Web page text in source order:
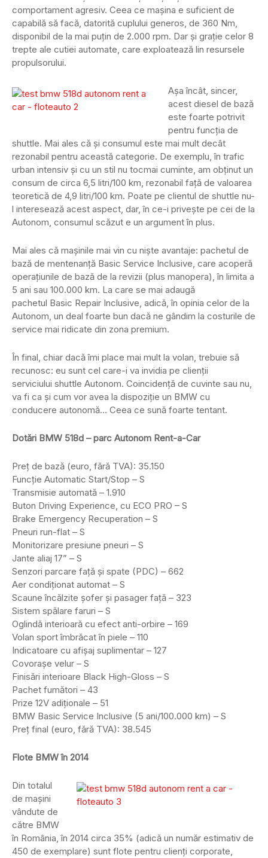
comportament agresiv. Ceea ce mașina e suficient de
capabilă să facă, datorită cuplului generos, de 360 Nm,
disponibil de la mai puțin de 2.000 rpm. Dar și grație celor 8
trepte ale cutiei automate, care exploatează lin resursele
propulsorului.
Așa încât, sincer,
acest diesel de bază
este foarte potrivit
pentru funcția de
shuttle. Mai ales că și consumul este mai mult decât
rezonabil pentru această categorie. De exemplu, în trafic
urban intensiv și cu un stil nu tocmai cuminte, am obținut un
consum de circa 6,5 litri/100 km, rezonabil față de valoarea
teoretică de 4,9 litri/100 km. Poate pe clientul de shuttle nu-
l interesează acest aspect, dar, în ce-i privește pe cei de la
Autonom, consumul scăzut e un argument în plus.
Mai ales că mașinile mai vin cu niște avantaje: pachetul de
bază de mentenanță Basic Service Inclusive, care acoperă
operațiunile de bază de la revizii (plus manopera), în limita a
5 ani sau 100.000 km. La care se mai adaugă
pachetul Basic Repair Inclusive, adică, în opinia celor de la
Autonom, un deal foarte bun dacă ne gândim la costurile de
service mai ridicate din zona premium.
În final, chiar dacă îmi place mai mult la volan, trebuie să
recunosc: eu sunt cel care-i va invidia pe clienții
serviciului shuttle Autonom. Coincidență de cuvinte sau nu,
va fi ca și cum vor avea la dispoziție un BMW cu
conducere autonomă… Ceea ce sună foarte tentant.
Dotări BMW 518d – parc Autonom Rent-a-Car
Preț de bază (euro, fără TVA): 35.150
Funcție Automatic Start/Stop – S
Transmisie automată – 1.910
Buton Driving Experience, cu ECO PRO – S
Brake Emergency Recuperation – S
Pneuri run-flat – S
Monitorizare presiune pneuri – S
Jante aliaj 17” – S
Senzori parcare față și spate (PDC) – 662
Aer condiționat automat – S
Scaune încălzite șofer și pasager față – 323
Sistem spălare faruri – S
Oglindă interioară cu efect anti-orbire – 169
Volan sport îmbrăcat în piele – 110
Indicatoare cu afișaj suplimentar – 127
Covorașe velur – S
Finisări interioare Black High-Gloss – S
Pachet fumători – 43
Prize 12V adiționale – 51
BMW Basic Service Inclusive (5 ani/100.000 km) – S
Preț final (euro, fără TVA): 38.545
Flote BMW în 2014
Din totalul
de mașini
vândute de
către BMW
în România, în 2014 circa 35% (adică un număr estimativ de
450 de exemplare) sunt flote pentru clienți corporate,